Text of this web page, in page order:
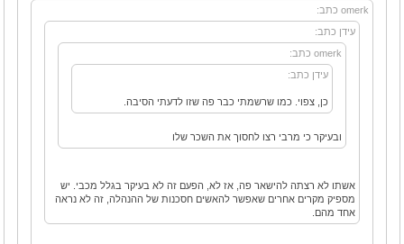
omerk כתב:
עידן כתב:
omerk כתב:
עידן כתב:
כן, צפוי. כמו שרשמתי כבר פה שזו לדעתי הסיבה.
ובעיקר כי מרבי רצו לחסוך את השכר שלו
אשתו לא רצתה להישאר פה, אז לא, הפעם זה לא בעיקר בגלל מכבי. יש
מספיק מקרים אחרים שאפשר להאשים חסכנות של ההנהלה, זה לא נראה
אחד מהם.